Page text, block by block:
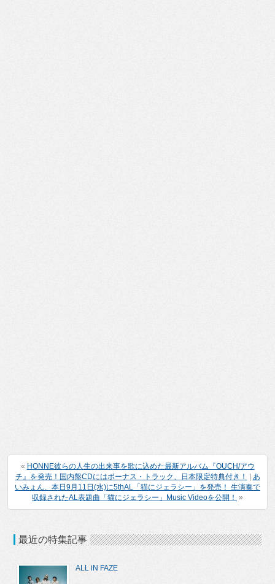
« HONNE彼らの人生の出来事を歌に込めた最新アルバム『OUCH/アウ
チ』を発売！国内盤CDにはボーナス・トラック、日本限定特典付き！
あ
いみょん、本日9月11日(水)に5thAL「猫にジェラシー」を発売！ 生演奏で
収録されたAL表題曲「猫にジェラシー」Music Videoを公開！ »
最近の特集記事
ALL iN FAZE